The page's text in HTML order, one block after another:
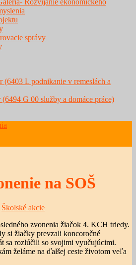
Rozvíjanie ekonomického
správy
L podnikanie v remeslách a
G 00 služby a domáce práce)
na SOŠ
Školské akcie
zvonenia žiačok 4. KCH triedy.
si žiačky prevzali koncoročné
sa rozlúčili so svojimi vyučujúcimi.
želáme na ďalšej ceste životom veľa